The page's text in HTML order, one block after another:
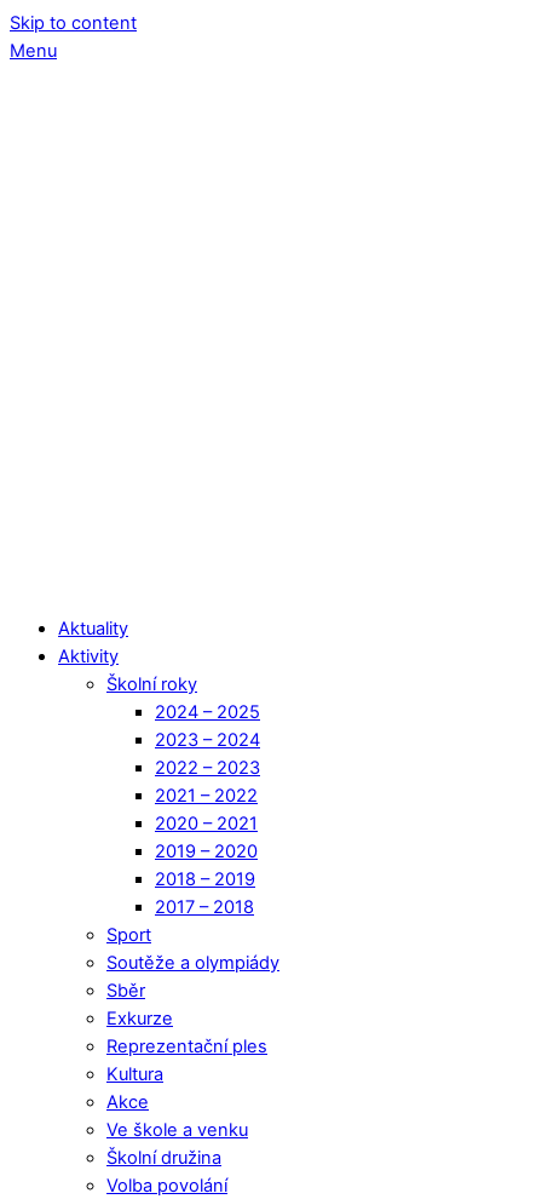
Skip to content
Menu
Aktuality
Aktivity
Školní roky
2024 – 2025
2023 – 2024
2022 – 2023
2021 – 2022
2020 – 2021
2019 – 2020
2018 – 2019
2017 – 2018
Sport
Soutěže a olympiády
Sběr
Exkurze
Reprezentační ples
Kultura
Akce
Ve škole a venku
Školní družina
Volba povolání